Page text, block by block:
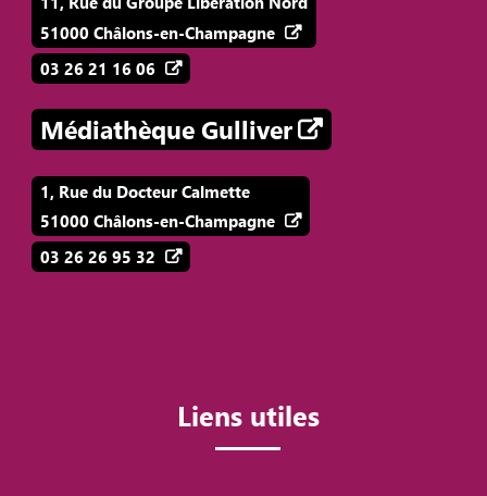
51000 Châlons-en-Champagne
03 26 21 16 06
Médiathèque Gulliver
1, Rue du Docteur Calmette
51000 Châlons-en-Champagne
03 26 26 95 32
Liens utiles